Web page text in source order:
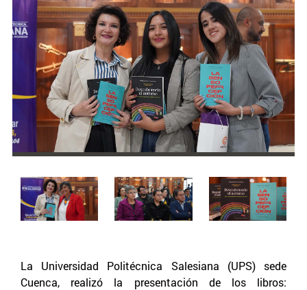
La Universidad Politécnica Salesiana (UPS) sede
Cuenca, realizó la presentación de los libros: